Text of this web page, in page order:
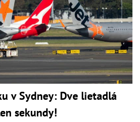
v Sydney: Dve lietadlá
sekundy!